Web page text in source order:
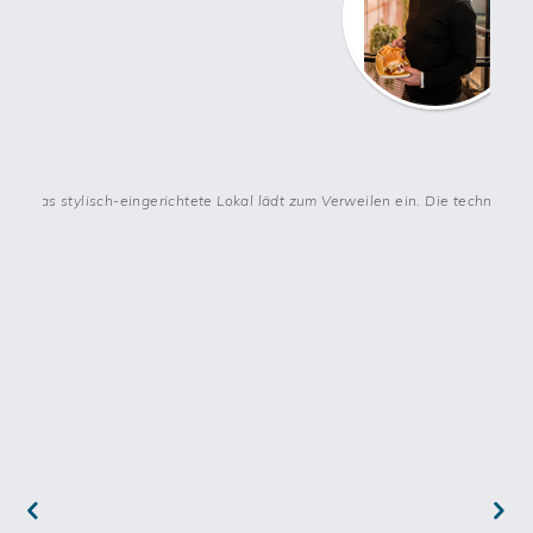
großzügigen Restaurantbereich. In deinem LeBurger
Restaurants können die Gäste zwischen self und serviced
selbst wählen. Und wenn es mal kein Burger sein soll finden sie
bei dir auch knackig frische Salate und unwiderstehlich leckere
die LeBurger Franchisepartner*innen, die in ihrem eigenen
verantwortungsvolle und professionelle Partner*innen, die
Das stylisch-eingerichtete Lokal lädt zum Verweilen ein. Die